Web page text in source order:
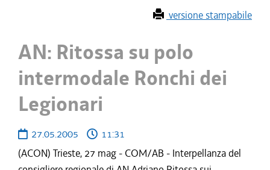
versione stampabile
AN: Ritossa su polo
intermodale Ronchi dei
Legionari
27.05.2005
11:31
(ACON) Trieste, 27 mag - COM/AB - Interpellanza del